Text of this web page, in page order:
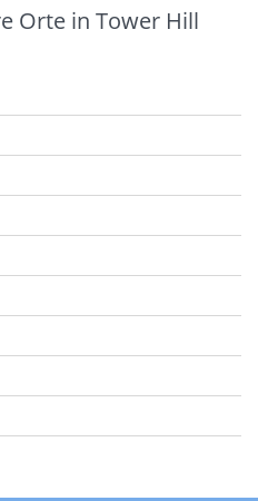
Orte in Tower Hill